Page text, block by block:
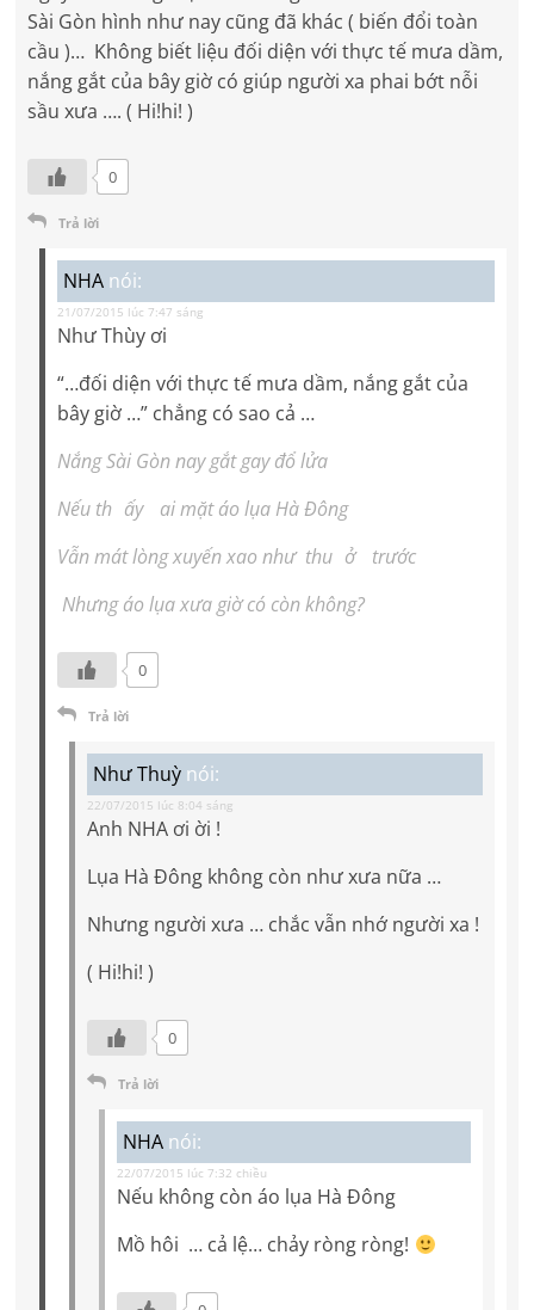
Sài Gòn hình như nay cũng đã khác ( biến đổi toàn
cầu )… Không biết liệu đối diện với thực tế mưa dầm,
nắng gắt của bây giờ có giúp người xa phai bớt nỗi
sầu xưa …. ( Hi!hi! )
0
Trả lời
NHA nói:
21/07/2015 lúc 7:47 sáng
Như Thùy ơi
“…đối diện với thực tế mưa dầm, nắng gắt của
bây giờ …” chẳng có sao cả …
Nắng Sài Gòn nay gắt gay đổ lửa
Nếu th ấy
ai mặt áo lụa Hà Đông
Vẫn mát lòng xuyến xao như thu ở trước
Nhưng áo lụa xưa giờ có còn không?
0
Trả lời
Như Thuỳ nói:
22/07/2015 lúc 8:04 sáng
Anh NHA ơi ời !
Lụa Hà Đông không còn như xưa nữa …
Nhưng người xưa … chắc vẫn nhớ người xa !
( Hi!hi! )
0
Trả lời
NHA nói:
22/07/2015 lúc 7:32 chiều
Nếu không còn áo lụa Hà Đông
Mồ hôi … cả lệ… chảy ròng ròng!